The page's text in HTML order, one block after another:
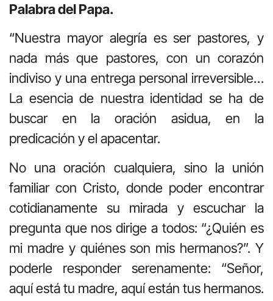
Palabra del Papa.
“Nuestra mayor alegría es ser pastores, y
nada más que pastores, con un corazón
indiviso y una entrega personal irreversible…
La esencia de nuestra identidad se ha de
buscar en la oración asidua, en la
predicación y el apacentar.
No una oración cualquiera, sino la unión
familiar con Cristo, donde poder encontrar
cotidianamente su mirada y escuchar la
pregunta que nos dirige a todos: “¿Quién es
mi madre y quiénes son mis hermanos?”. Y
poderle responder serenamente: “Señor,
aquí está tu madre, aquí están tus hermanos.